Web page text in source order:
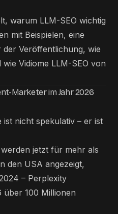
warum LLM-SEO wichtig
mit Beispielen, eine
der Veröffentlichung, wie
Vidiome LLM-SEO von
Marketer im Jahr 2026
nicht spekulativ – er ist
jetzt für mehr als
den USA angezeigt,
– Perplexity
über 100 Millionen